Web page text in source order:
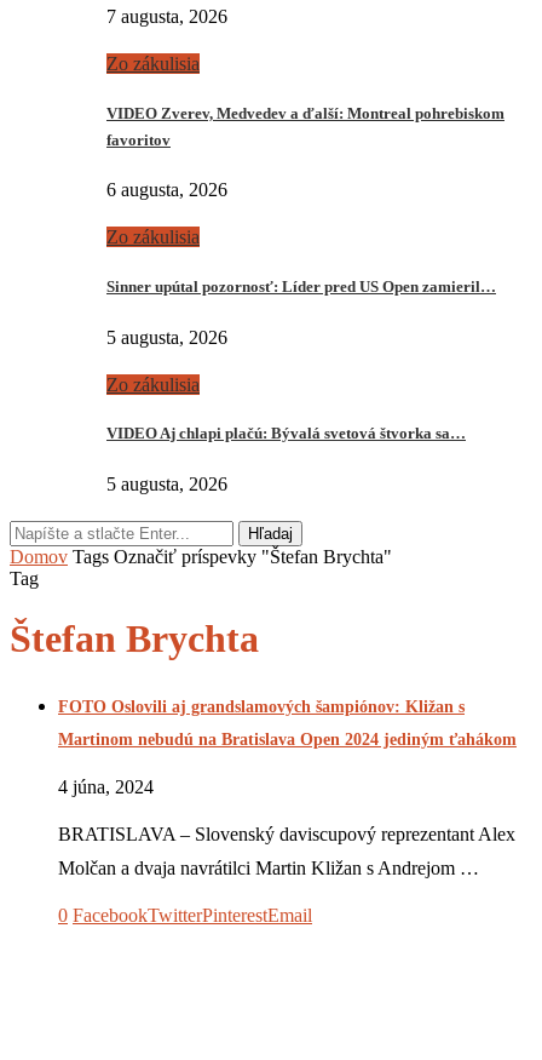
7 augusta, 2026
Zo zákulisia
VIDEO Zverev, Medvedev a ďalší: Montreal pohrebiskom
favoritov
6 augusta, 2026
Zo zákulisia
Sinner upútal pozornosť: Líder pred US Open zamieril…
5 augusta, 2026
Zo zákulisia
VIDEO Aj chlapi plačú: Bývalá svetová štvorka sa…
5 augusta, 2026
Hľadaj
Domov Tags Označiť príspevky "Štefan Brychta"
Tag
Štefan Brychta
FOTO Oslovili aj grandslamových šampiónov: Kližan s
Martinom nebudú na Bratislava Open 2024 jediným ťahákom
4 júna, 2024
BRATISLAVA – Slovenský daviscupový reprezentant Alex
Molčan a dvaja navrátilci Martin Kližan s Andrejom …
0 FacebookTwitterPinterestEmail